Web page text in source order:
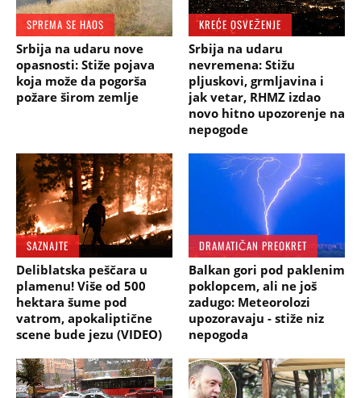
SPREMA SE HAOS
Srbija na udaru nove
opasnosti: Stiže pojava
koja može da pogorša
požare širom zemlje
KREĆE OSVEŽENJE
Srbija na udaru
nevremena: Stižu
pljuskovi, grmljavina i
jak vetar, RHMZ izdao
novo hitno upozorenje na
nepogode
SAZNAJTE
Deliblatska peščara u
plamenu! Više od 500
hektara šume pod
vatrom, apokaliptične
scene bude jezu (VIDEO)
DRAMATIČAN PREOKRET
Balkan gori pod paklenim
poklopcem, ali ne još
zadugo: Meteorolozi
upozoravaju - stiže niz
nepogoda